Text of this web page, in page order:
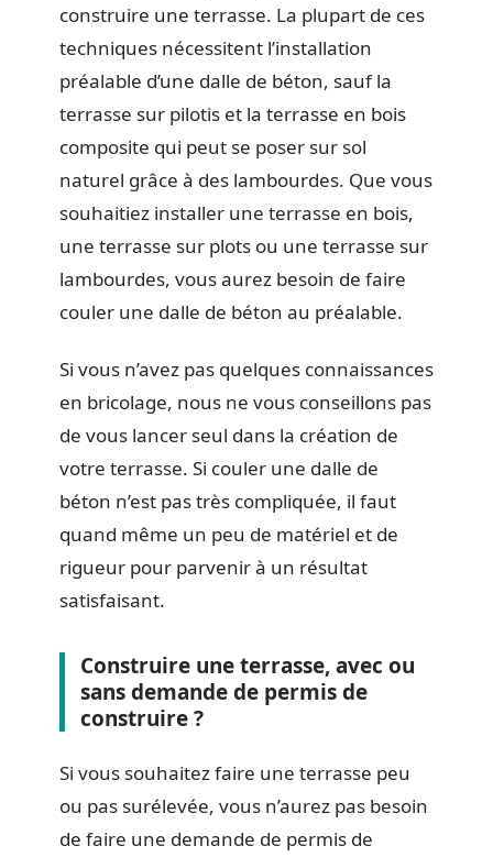
construire une terrasse. La plupart de ces
techniques nécessitent l’installation
préalable d’une dalle de béton, sauf la
terrasse sur pilotis et la terrasse en bois
composite qui peut se poser sur sol
naturel grâce à des lambourdes. Que vous
souhaitiez installer une terrasse en bois,
une terrasse sur plots ou une terrasse sur
lambourdes, vous aurez besoin de faire
couler une dalle de béton au préalable.
Si vous n’avez pas quelques connaissances
en bricolage, nous ne vous conseillons pas
de vous lancer seul dans la création de
votre terrasse. Si couler une dalle de
béton n’est pas très compliquée, il faut
quand même un peu de matériel et de
rigueur pour parvenir à un résultat
satisfaisant.
Construire une terrasse, avec ou
sans demande de permis de
construire ?
Si vous souhaitez faire une terrasse peu
ou pas surélevée, vous n’aurez pas besoin
de faire une demande de permis de